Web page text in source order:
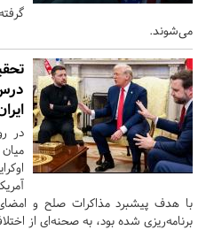
می‌شوند.
در
با هدف پیشبرد مذاکرات صلح و
برنامه‌ریزی شده بود، به صحنه‌ای از